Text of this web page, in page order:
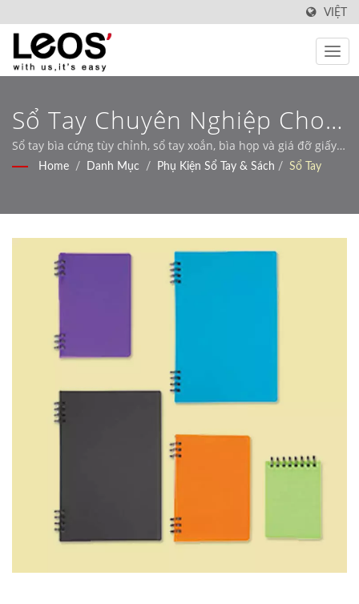
VIỆT
Sổ Tay Chuyên Nghiệp Cho
Công Việc - Giải Pháp Sản
Sổ tay bìa cứng tùy chỉnh, sổ tay xoắn, bìa họp và giá đỡ giấy
pháp lý với hơn 30 năm kinh nghiệm sản xuất.
Home / Danh Mục / Phụ Kiện Sổ Tay & Sách / Sổ Tay